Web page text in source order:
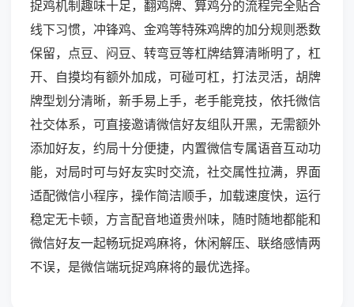
捉鸡机制趣味十足，翻鸡牌、算鸡分的流程完全贴合
线下习惯，冲锋鸡、金鸡等特殊鸡牌的加分规则悉数
保留，点豆、闷豆、转弯豆等杠牌结算清晰明了，杠
开、自摸均有额外加成，可碰可杠，打法灵活，胡牌
牌型划分清晰，新手易上手，老手能竞技，依托微信
社交体系，可直接邀请微信好友组队开黑，无需额外
添加好友，约局十分便捷，内置微信专属语音互动功
能，对局时可与好友实时交流，社交属性拉满，界面
适配微信小程序，操作简洁顺手，加载速度快，运行
稳定无卡顿，方言配音地道贵州味，随时随地都能和
微信好友一起畅玩捉鸡麻将，休闲解压、联络感情两
不误，是微信端玩捉鸡麻将的最优选择。